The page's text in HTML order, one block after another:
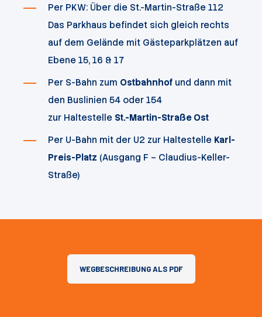
Per PKW: Über die St.-Martin-Straße 112
Das Parkhaus befindet sich gleich rechts
auf dem Gelände mit Gästeparkplätzen auf
Ebene 15, 16 & 17
Per S-Bahn zum Ostbahnhof und dann mit
den Buslinien 54 oder 154
zur Haltestelle St.-Martin-Straße Ost
Per U-Bahn mit der U2 zur Haltestelle Karl-
Preis-Platz (Ausgang F – Claudius-Keller-
Straße)
WEGBESCHREIBUNG ALS PDF